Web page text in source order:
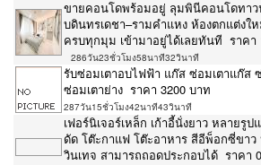
ขายคอนโดพร้อมอยู่ ลุมพินีคอนโดทา
บดินทรเดชา–รามคำแหง ห้องตกแต่งใ
ครบทุกมุม เข้ามาอยู่ได้เลยทันที ราคา
286วัน23ชั่วโมง58นาที32วินาที
รับซ่อมเตาอบไฟฟ้า แก๊ส ซ่อมเตาแก๊ส
ซ่อมเตาย่าง ราคา 3200 บาท
287วัน15ชั่วโมง42นาที43วินาที
เฟอร์นิเจอร์เหล็ก เก้าอี้นั่งยาว หลายรูป
ดัด โต๊ะกาแฟ โต๊ะอาหาร สีอีพ็อกซี่ขาว
วินเทจ สามารถถอดประกอบได้ ราคา